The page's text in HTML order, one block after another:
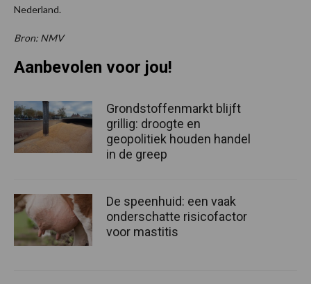
Nederland.
Bron: NMV
Aanbevolen voor jou!
Grondstoffenmarkt blijft
grillig: droogte en
geopolitiek houden handel
in de greep
De speenhuid: een vaak
onderschatte risicofactor
voor mastitis